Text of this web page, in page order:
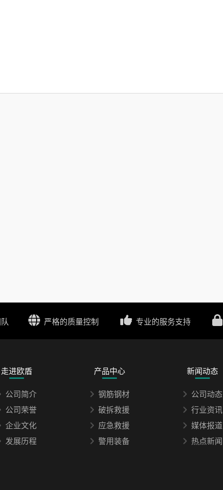
严格的质量控制 专业的服务支持
走进欧盾
公司简介
公司荣誉
企业文化
发展历程
产品中心
钢筋钢材
破拆救援
应急救援
警用装备
新闻动态
公司动态
行业资讯
媒体报道
热点新闻